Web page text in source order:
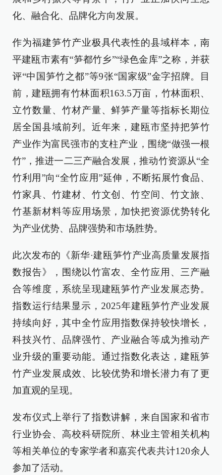
化、融合化、品牌化方向发展。
作为福建笋竹产业极具代表性的县域样本，南
平建瓯市素有“笋都竹乡”“绿色金库”之称，并获
评“中国笋竹之都”等9张“国家级”金字招牌。目
前，建瓯拥有竹林面积163.5万亩，竹林面积、
立竹数量、竹材产量、鲜笋产量等指标长期位
居全国县域前列。近年来，建瓯市坚持把笋竹
产业作为富民强市的支柱产业，围绕“做强一根
竹”，推进一二三产融合发展，推动竹资源从“全
竹利用”向“全竹应用”延伸，不断拓展竹食品、
竹家具、竹建材、竹文创、竹空间、竹文旅、
竹基新材料等应用场景，加快把资源优势转化
为产业优势、品牌强势和市场胜势。
此次发布的《新华·建瓯笋竹产业高质量发展指
数报告》，围绕以竹富农、全竹应用、三产融
合等维度，系统呈现建瓯笋竹产业发展态势。
指数运行结果显示，2025年建瓯笋竹产业发展
持续向好，其中全竹应用指数保持较快增长，
科技兴竹、品牌强竹、产业融合等成为推动产
业升级的重要动能。通过指数化表达，建瓯笋
竹产业发展成效、比较优势和增长潜力有了更
加直观的呈现。
发布仪式上举行了指数讲解，来自国家和省市
行业协会、高校科研院所、林业主管相关机构
等相关单位的专家学者和嘉宾代表共计120余人
参加了活动。